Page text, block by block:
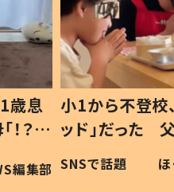
歳息
？」
編集部
小1から不登校
ッド」だった
作り続ける理
#令和の子
SNSで話題